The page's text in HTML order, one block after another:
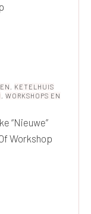
, KETELHUIS
, WORKSHOPS EN
“nieuwe”
Workshop